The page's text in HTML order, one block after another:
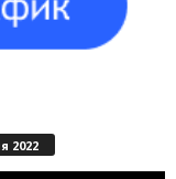
2022